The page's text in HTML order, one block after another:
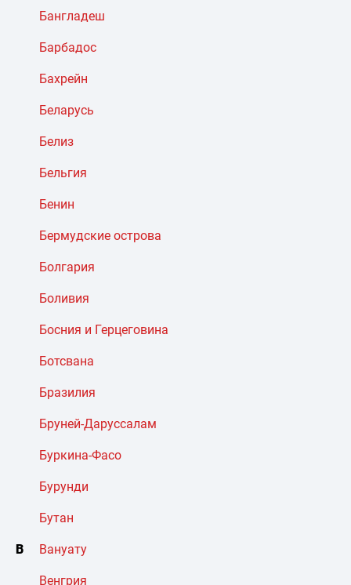
Бангладеш
Барбадос
Бахрейн
Беларусь
Белиз
Бельгия
Бенин
Бермудские острова
Болгария
Боливия
Босния и Герцеговина
Ботсвана
Бразилия
Бруней-Даруссалам
Буркина-Фасо
Бурунди
Бутан
В Вануату
Венгрия